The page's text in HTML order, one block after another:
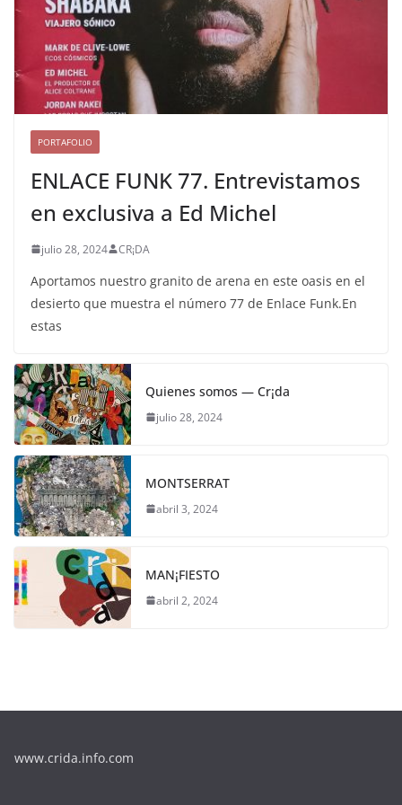
PORTAFOLIO
ENLACE FUNK 77. Entrevistamos
en exclusiva a Ed Michel
julio 28, 2024 CR¡DA
Aportamos nuestro granito de arena en este oasis en el
desierto que muestra el número 77 de Enlace Funk.En
estas
Quienes somos — Cr¡da
julio 28, 2024
MONTSERRAT
abril 3, 2024
MAN¡FIESTO
abril 2, 2024
www.crida.info.com